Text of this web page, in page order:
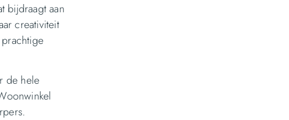
bijdraagt aan
creativiteit
de hele